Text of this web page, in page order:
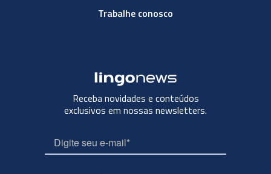
Trabalhe conosco
Receba novidades e conteúdos
exclusivos em nossas newsletters.